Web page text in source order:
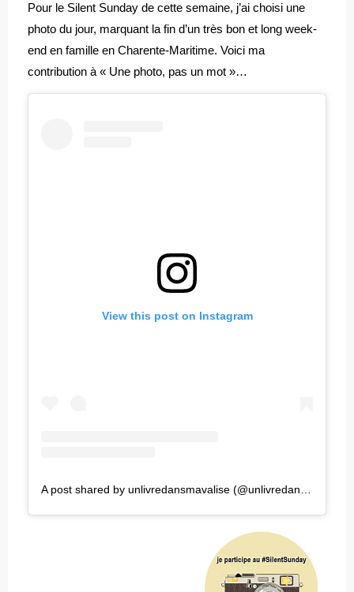
Pour le Silent Sunday de cette semaine, j’ai choisi une
photo du jour, marquant la fin d’un très bon et long week-
end en famille en Charente-Maritime. Voici ma
contribution à « Une photo, pas un mot »…
View this post on Instagram
A post shared by unlivredansmavalise (@unlivredansmavalise)